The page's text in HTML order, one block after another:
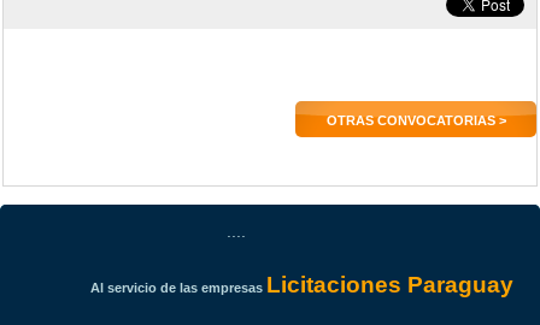
OTRAS CONVOCATORIAS >
Al servicio de las empresas Licitaciones Paraguay